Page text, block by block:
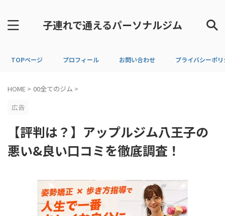
子連れで通えるパーソナルジム
TOPページ プロフィール お問い合わせ プライバシーポ
HOME > 00全てのジム >
広告
【評判は？】アップルジム八王子の
悪い&良い口コミを徹底調査！